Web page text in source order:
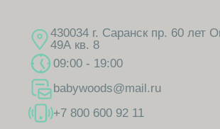
430034 г. Саранск пр. 60 лет
49А кв. 8
09:00 - 19:00
babywoods@mail.ru
+7 800 600 92 11